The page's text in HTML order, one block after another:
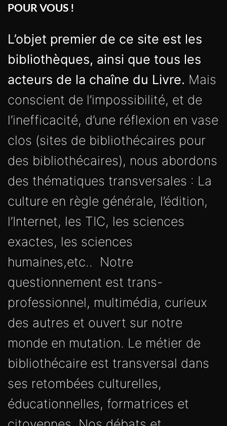
POUR VOUS !
L’objet premier de ce site est les
bibliothèques, ainsi que tous les
acteurs de la chaîne du Livre. Mais
conscient de l’impossibilité, et de
l’inefficacité, d’une réflexion en vase
clos (sites de bibliothécaires pour
des bibliothécaires), nous abordons
des thématiques transversales : La
culture en règle générale, l’édition,
l’Internet, les TIC, les sciences
exactes, les sciences
humaines,etc.. Notre
questionnement est trans-
professionnel, multimédia, curieux
des autres et ouvert sur notre
monde en mutation. Le métier de
bibliothécaire est transversal dans
ses retombées culturelles,
éducationnelles, formatrices et